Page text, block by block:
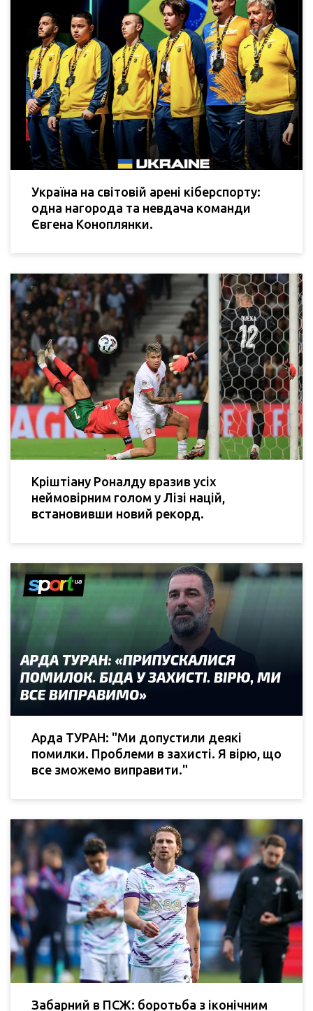
Україна на світовій арені кіберспорту:
одна нагорода та невдача команди
Євгена Коноплянки.
Кріштіану Роналду вразив усіх
неймовірним голом у Лізі націй,
встановивши новий рекорд.
Арда ТУРАН: "Ми допустили деякі
помилки. Проблеми в захисті. Я вірю, що
все зможемо виправити."
Забарний в ПСЖ: боротьба з іконічним